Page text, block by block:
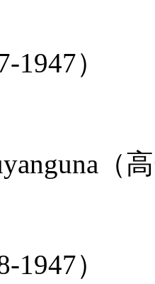
1947）
（
1947）